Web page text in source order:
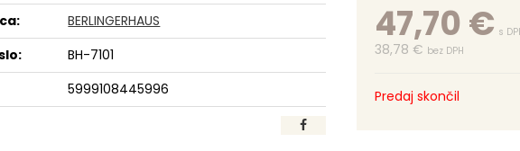
47,70€ s
38,78 € bez DPH
Predaj skončil
BERLINGERHAUS
BH-7101
5999108445996